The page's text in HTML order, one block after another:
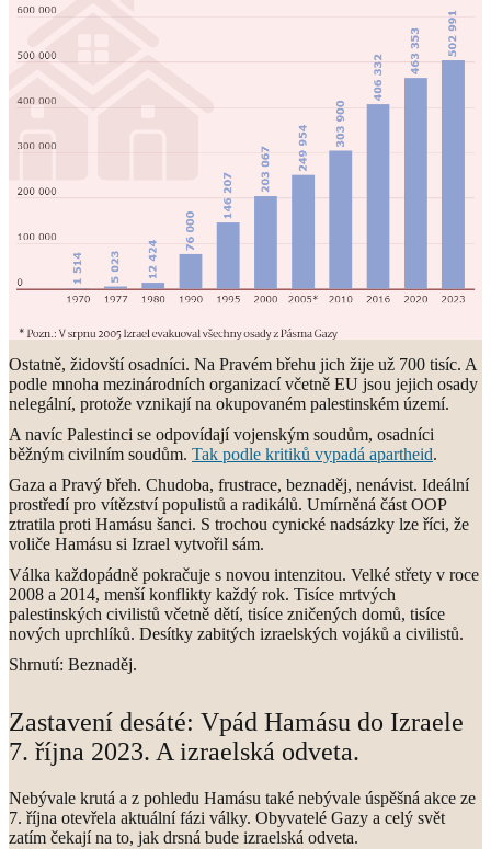
Ostatně, židovští osadníci. Na Pravém břehu jich žije už 700 tisíc. A
podle mnoha mezinárodních organizací včetně EU jsou jejich osady
nelegální, protože vznikají na okupovaném palestinském území.
A navíc Palestinci se odpovídají vojenským soudům, osadníci
běžným civilním soudům. Tak podle kritiků vypadá apartheid.
Gaza a Pravý břeh. Chudoba, frustrace, beznaděj, nenávist. Ideální
prostředí pro vítězství populistů a radikálů. Umírněná část OOP
ztratila proti Hamásu šanci. S trochou cynické nadsázky lze říci, že
voliče Hamásu si Izrael vytvořil sám.
Válka každopádně pokračuje s novou intenzitou. Velké střety v roce
2008 a 2014, menší konflikty každý rok. Tisíce mrtvých
palestinských civilistů včetně dětí, tisíce zničených domů, tisíce
nových uprchlíků. Desítky zabitých izraelských vojáků a civilistů.
Shrnutí: Beznaděj.
Zastavení desáté: Vpád Hamásu do Izraele
7. října 2023. A izraelská odveta.
Nebývale krutá a z pohledu Hamásu také nebývale úspěšná akce ze
7. října otevřela aktuální fázi války. Obyvatelé Gazy a celý svět
zatím čekají na to, jak drsná bude izraelská odveta.